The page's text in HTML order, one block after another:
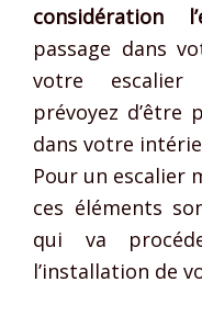
considération
passage dans
votre escalier
prévoyez d’être
dans votre
Pour un escalier
ces éléments
qui va
l’installation de